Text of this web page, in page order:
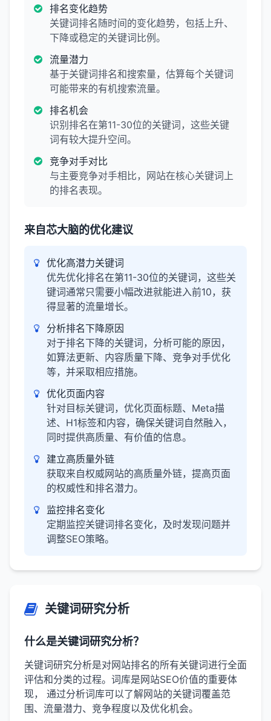
排名变化趋势
关键词排名随时间的变化趋势，包括上升、
下降或稳定的关键词比例。
流量潜力
基于关键词排名和搜索量，估算每个关键词
可能带来的有机搜索流量。
排名机会
识别排名在第11-30位的关键词，这些关键
词有较大提升空间。
竞争对手对比
与主要竞争对手相比，网站在核心关键词上
的排名表现。
来自芯大脑的优化建议
优化高潜力关键词
优先优化排名在第11-30位的关键词，这些关
键词通常只需要小幅改进就能进入前10，获
得显著的流量增长。
分析排名下降原因
对于排名下降的关键词，分析可能的原因，
如算法更新、内容质量下降、竞争对手优化
等，并采取相应措施。
优化页面内容
针对目标关键词，优化页面标题、Meta描
述、H1标签和内容，确保关键词自然融入，
同时提供高质量、有价值的信息。
建立高质量外链
获取来自权威网站的高质量外链，提高页面
的权威性和排名潜力。
监控排名变化
定期监控关键词排名变化，及时发现问题并
调整SEO策略。
关键词研究分析
什么是关键词研究分析？
关键词研究分析是对网站排名的所有关键词进行全面
评估和分类的过程。词库是网站SEO价值的重要体
现， 通过分析词库可以了解网站的关键词覆盖范
围、流量潜力、竞争程度以及优化机会。